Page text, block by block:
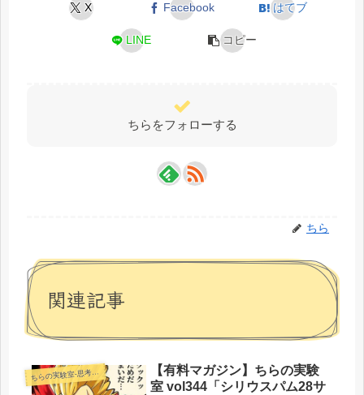
X Facebook はてブ
LINE コピー
ちらをフォローする
ちら
関連記事
ちらの実験室-思考・失敗談・リアルタイム実況等を発信します-
【有料マガジン】ちらの実験
室 vol344「シリウスパム28サ